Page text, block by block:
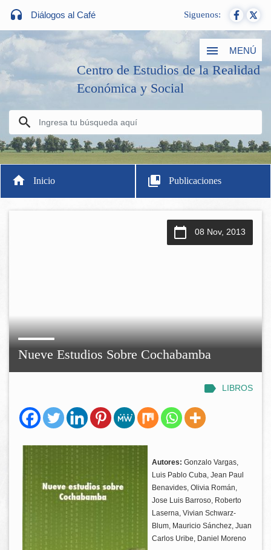
Diálogos al Café Siguenos:
MENÚ
Centro de Estudios de la Realidad
Económica y Social
Inicio Publicaciones
08 Nov, 2013
Nueve Estudios Sobre Cochabamba
LIBROS
Autores: Gonzalo Vargas,
Luis Pablo Cuba, Jean Paul
Benavides, Olivia Román,
Jose Luis Barroso, Roberto
Laserna, Vivian Schwarz-
Blum, Mauricio Sánchez, Juan
Carlos Uribe, Daniel Moreno